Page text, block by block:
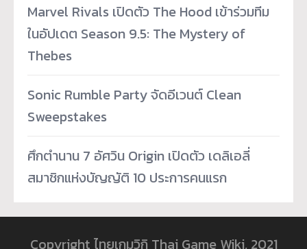
Marvel Rivals เปิดตัว The Hood เข้าร่วมทีม
ในอัปเดต Season 9.5: The Mystery of
Thebes
Sonic Rumble Party จัดอีเวนต์ Clean
Sweepstakes
ศึกตำนาน 7 อัศวิน Origin เปิดตัว เดลิเอลี่
สมาชิกแห่งบัญญัติ 10 ประการคนแรก
Copyright ไทยเกมวิกิ Thai Game Wiki, 2021